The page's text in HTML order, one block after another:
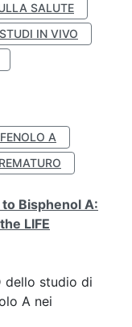
SALUTE
STUDI IN VIVO
A
Bisphenol A:
LIFE
dello studio di
A nei